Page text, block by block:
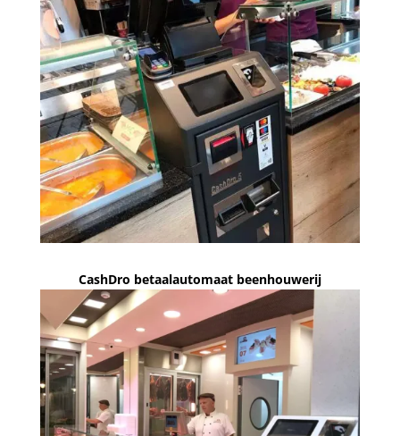
CashDro betaalautomaat beenhouwerij